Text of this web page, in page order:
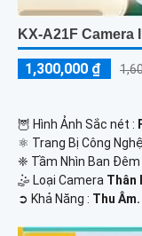
KX-A21F
1,300,000 ₫
🦉 Hình Ảnh Sắc nét :
⚛️ Trang Bị Công
❈ Tầm Nhìn Ban Đêm
🤹 Loại Camera Thân
️➲ Khả Năng : Thu Âm.